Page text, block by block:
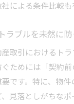
安心できる不動産
回避のために活用
口コミや行政処分
社選びで注意すべ
不動産の収益とト
による条件比較も
ラブルを未然に防
取引におけるト
ためには「契約
です。特に、物
見落としがちな